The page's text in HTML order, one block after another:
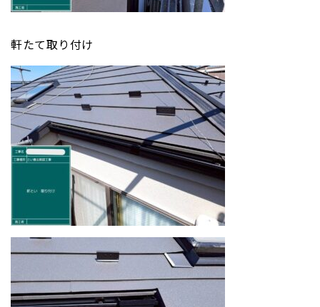
軒たて取り付け